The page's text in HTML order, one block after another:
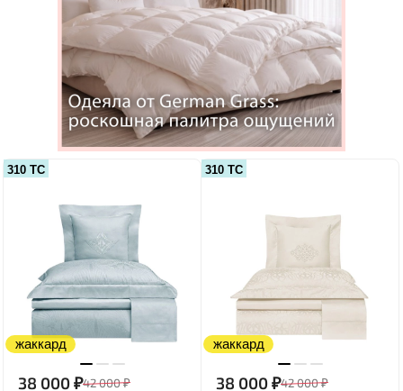
310 ТС
жаккард
38 000₽42 000₽
310 ТС
жаккард
38 000₽42 000₽